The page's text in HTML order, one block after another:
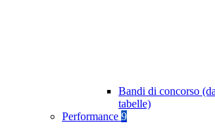
Bandi di concorso
tabelle)
Performance 9